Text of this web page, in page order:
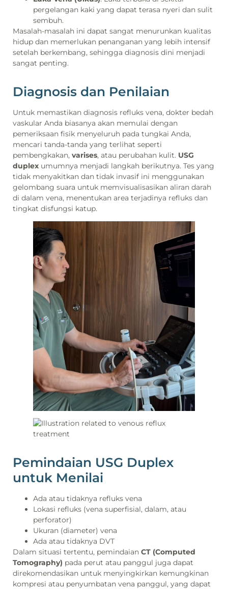
pergelangan kaki yang dapat terasa nyeri dan sulit
sembuh.
Masalah-masalah ini dapat sangat menurunkan kualitas
hidup dan memerlukan penanganan yang lebih intensif
setelah berkembang, sehingga diagnosis dini menjadi
sangat penting.
Diagnosis dan Penilaian
Untuk memastikan diagnosis refluks vena, dokter bedah
vaskular Anda biasanya akan memulai dengan
pemeriksaan fisik menyeluruh pada tungkai Anda,
mencari tanda-tanda yang terlihat seperti
pembengkakan, varises, atau perubahan kulit. USG
duplex umumnya menjadi langkah berikutnya. Tes yang
tidak menyakitkan dan tidak invasif ini menggunakan
gelombang suara untuk memvisualisasikan aliran darah
di dalam vena, menentukan area terjadinya refluks dan
tingkat disfungsi katup.
Pemindaian USG Duplex
untuk Menilai
Ada atau tidaknya refluks vena
Lokasi refluks (vena superfisial, dalam, atau
perforator)
Ukuran (diameter) vena
Ada atau tidaknya DVT
Dalam situasi tertentu, pemindaian CT (Computed
Tomography) pada perut atau panggul juga dapat
direkomendasikan untuk menyingkirkan kemungkinan
kompresi atau penyumbatan vena panggul, yang dapat